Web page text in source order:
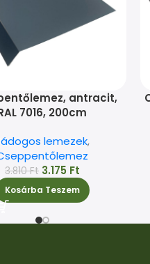
antracit,
7016, 200cm
lemezek,
3.810Ft 3.175 Ft
Kosárba Teszem